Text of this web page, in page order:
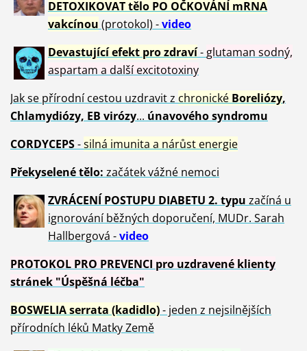
DETOXIKOVAT tělo PO OČKOVÁNÍ mRNA
vakcínou (protokol) -video
Devastující efekt pro zdraví- glutaman sodný,
aspartam a další excitotoxiny
Jak se přírodní cestou uzdravit z chronické Boreliózy,
Chlamydiózy, EB virózy... únavového syndromu
CORDYCEPS-silná imunita a nárůst energie
Překyselené tělo: začátek vážné nemoci
ZVRÁCENÍ POSTUPU DIABETU 2. typu začíná u
ignorování běžných doporučení, MUDr. Sarah
Hallbergová -video
PROTOKOL PRO PREVENCI pro uzdravené klienty
stránek "Úspěšná léčba"
BOSWELIA serrata (kadidlo)- jeden z nejsilnějších
přírodních léků Matky Země